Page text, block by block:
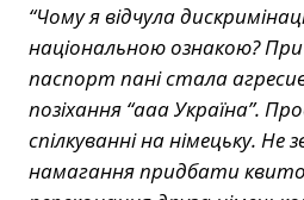
“Чому я відчула
національною ознакою? При
паспорт пані стала
позіхання “ааа Україна”.
спілкуванні на німецьку. Не
намагання придбати